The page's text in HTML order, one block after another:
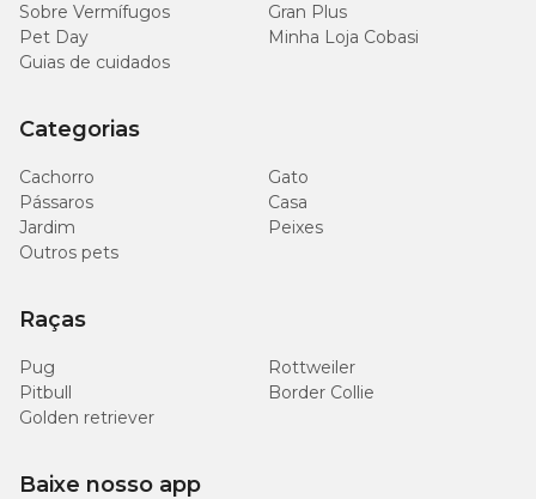
Sobre Vermífugos
Gran Plus
Pet Day
Minha Loja Cobasi
Guias de cuidados
Categorias
Cachorro
Gato
Pássaros
Casa
Jardim
Peixes
Outros pets
Raças
Pug
Rottweiler
Pitbull
Border Collie
Golden retriever
Baixe nosso app